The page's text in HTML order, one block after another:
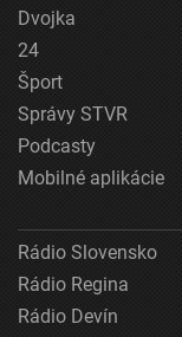
Dvojka
24
Šport
Správy STVR
Podcasty
Mobilné aplikácie
Rádio Slovensko
Rádio Regina
Rádio Devín